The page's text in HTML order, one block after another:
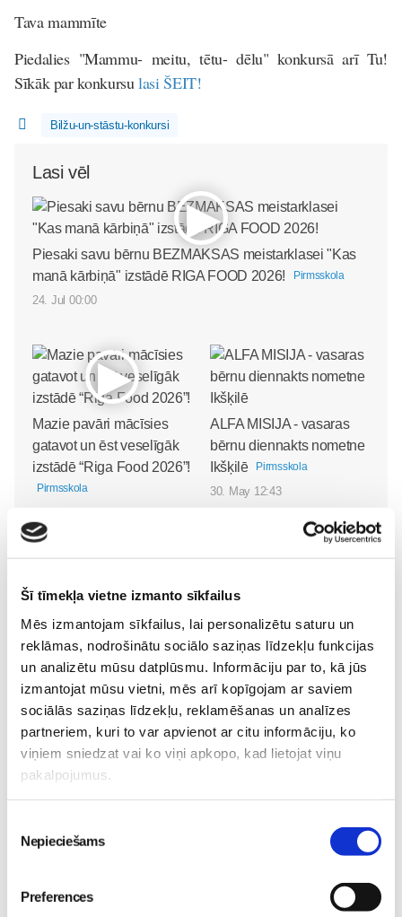
Šī tīmekļa vietne izmanto sīkfailus
Mēs izmantojam sīkfailus, lai personalizētu saturu un
reklāmas, nodrošinātu sociālo saziņas līdzekļu funkcijas
un analizētu mūsu datplūsmu. Informāciju par to, kā jūs
izmantojat mūsu vietni, mēs arī kopīgojam ar saviem
sociālās saziņas līdzekļu, reklamēšanas un analīzes
partneriem, kuri to var apvienot ar citu informāciju, ko
viņiem sniedzat vai ko viņi apkopo, kad lietojat viņu
pakalpojumus.
izvēle
Nepieciešams
Preferences
Tava mammīte
Piedalies "Mammu- meitu, tētu- dēlu" konkursā arī Tu!
Sīkāk par konkursulasi ŠEIT!
Bilžu-un-stāstu-konkursi
Lasi vēl
Piesaki savu bērnu BEZMAKSAS meistarklasei "Kas
manā kārbiņā" izstādē RIGA FOOD 2026!
Pirmsskola
24. Jul 00:00
Mazie pavāri mācīsies
gatavot un ēst veselīgāk
izstādē “Riga Food 2026”!
Pirmsskola
ALFA MISIJA - vasaras
bērnu diennakts nometne
Ikšķilē
Pirmsskola
30. May 12:43
ģimenei kinoteātros no
Pirmsskola
26. May 18:19